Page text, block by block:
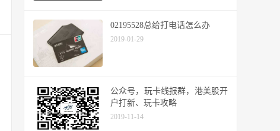
02195528总给打电话怎么办
2019-01-29
公众号，玩卡线报群，港美股开
户打新、玩卡攻略
2019-11-14